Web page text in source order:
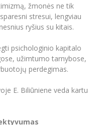
žmonės ne tik
stresui, lengviau
ryšius su kitais.
psichologinio kapitalo
užimtumo tarnybose,
perdegimas.
E. Biliūniene veda kartu